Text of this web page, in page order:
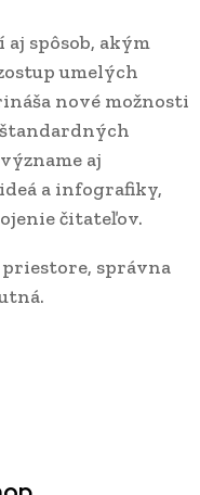
spôsob, akým
umelých
nové možnosti
aj
a infografiky,
čitateľov.
správna